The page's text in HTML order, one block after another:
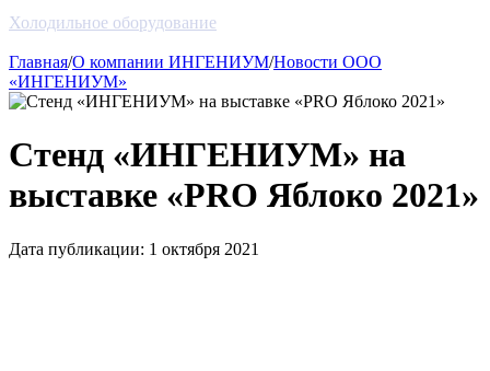
Холодильное оборудование
Главная/О компании ИНГЕНИУМ/Новости ООО
«ИНГЕНИУМ»
Стенд «ИНГЕНИУМ» на
выставке «PRO Яблоко 2021»
Дата публикации: 1 октября 2021